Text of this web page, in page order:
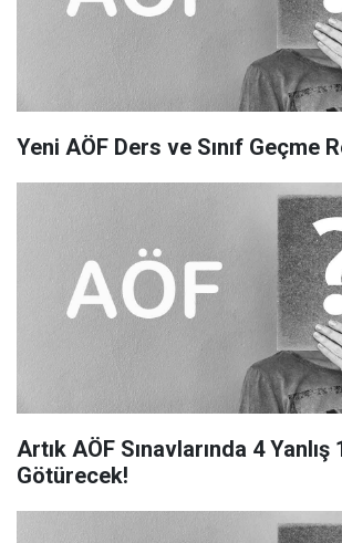
Yeni AÖF Ders ve Sınıf Geçme
Artık AÖF Sınavlarında 4 Yanlış
Götürecek!